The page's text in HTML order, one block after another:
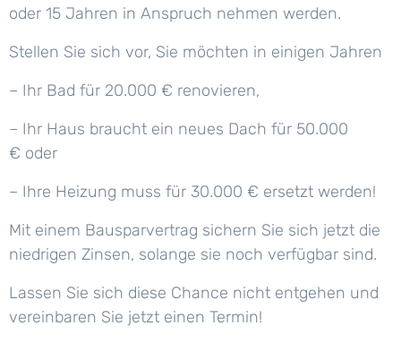
oder 15 Jahren in Anspruch nehmen werden.
Stellen Sie sich vor, Sie möchten in einigen Jahren
– Ihr Bad für 20.000 € renovieren,
– Ihr Haus braucht ein neues Dach für 50.000
€ oder
– Ihre Heizung muss für 30.000 € ersetzt werden!
Mit einem Bausparvertrag sichern Sie sich jetzt die
niedrigen Zinsen, solange sie noch verfügbar sind.
Lassen Sie sich diese Chance nicht entgehen und
vereinbaren Sie jetzt einen Termin!